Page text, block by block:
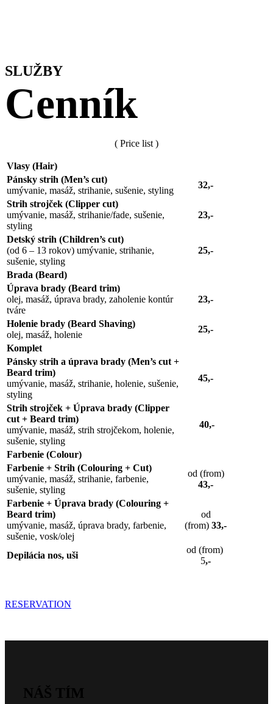
SLUŽBY
Cenník
( Price list )
Vlasy (Hair)
Pánsky strih (Men’s cut)
umývanie, masáž, strihanie, sušenie, styling
32,-
Strih strojček (Clipper cut)
umývanie, masáž, strihanie/fade, sušenie,
styling
23,-
Detský strih (Children’s cut)
(od 6 – 13 rokov) umývanie, strihanie,
sušenie, styling
25,-
Brada (Beard)
Úprava brady (Beard trim)
olej, masáž, úprava brady, zaholenie kontúr
tváre
23,-
Holenie brady (Beard Shaving)
olej, masáž, holenie
25,-
Komplet
Pánsky strih a úprava brady (Men’s cut +
Beard trim)
umývanie, masáž, strihanie, holenie, sušenie,
styling
45,-
Strih strojček + Úprava brady (Clipper
cut + Beard trim)
umývanie, masáž, strih strojčekom, holenie,
sušenie, styling
40,-
Farbenie (Colour)
Farbenie + Strih (Colouring + Cut)
umývanie, masáž, strihanie, farbenie,
sušenie, styling
od (from)
43,-
Farbenie + Úprava brady (Colouring +
Beard trim)
umývanie, masáž, úprava brady, farbenie,
sušenie, vosk/olej
od
(from) 33,-
Depilácia nos, uši
od (from)
5,-
RESERVATION